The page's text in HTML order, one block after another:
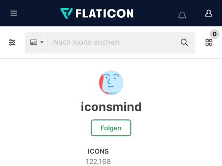
0
iconsmind
Folgen
ICONS
122,168